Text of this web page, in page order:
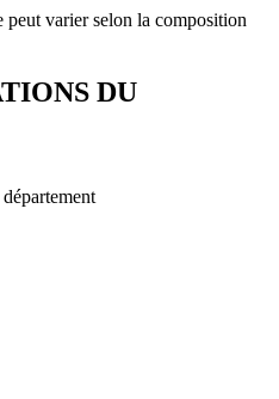
peut varier selon la composition
DU